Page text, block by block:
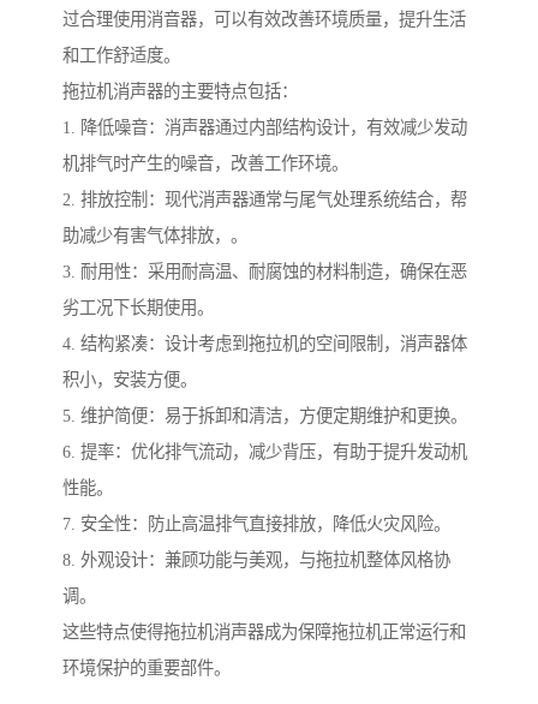
过合理使用消音器，可以有效改善环境质量，提升生活
和工作舒适度。
拖拉机消声器的主要特点包括：
1. 降低噪音：消声器通过内部结构设计，有效减少发动
机排气时产生的噪音，改善工作环境。
2. 排放控制：现代消声器通常与尾气处理系统结合，帮
助减少有害气体排放，。
3. 耐用性：采用耐高温、耐腐蚀的材料制造，确保在恶
劣工况下长期使用。
4. 结构紧凑：设计考虑到拖拉机的空间限制，消声器体
积小，安装方便。
5. 维护简便：易于拆卸和清洁，方便定期维护和更换。
6. 提率：优化排气流动，减少背压，有助于提升发动机
性能。
7. 安全性：防止高温排气直接排放，降低火灾风险。
8. 外观设计：兼顾功能与美观，与拖拉机整体风格协
调。
这些特点使得拖拉机消声器成为保障拖拉机正常运行和
环境保护的重要部件。